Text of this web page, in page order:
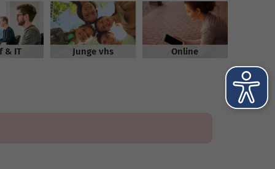
& IT Junge vhs Online